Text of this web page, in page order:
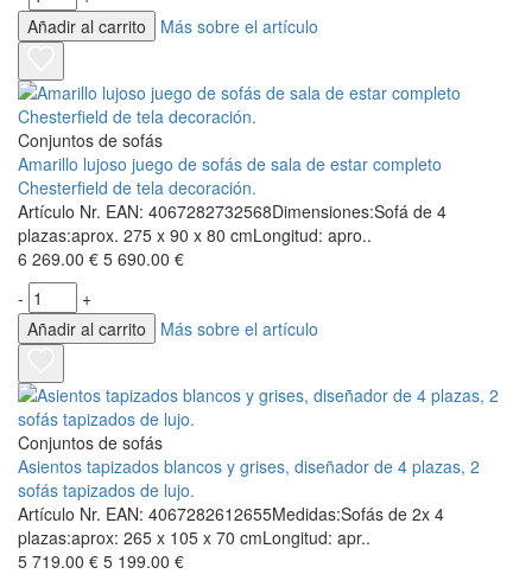
Añadir al carrito
Más sobre el artículo
Conjuntos de sofás
Amarillo lujoso juego de sofás de sala de estar completo
Chesterfield de tela decoración.
Artículo Nr. EAN: 4067282732568Dimensiones:Sofá de 4
plazas:aprox. 275 x 90 x 80 cmLongitud: apro..
6 269.00 € 5 690.00 €
-
+
Añadir al carrito
Más sobre el artículo
Conjuntos de sofás
Asientos tapizados blancos y grises, diseñador de 4 plazas, 2
sofás tapizados de lujo.
Artículo Nr. EAN: 4067282612655Medidas:Sofás de 2x 4
plazas:aprox: 265 x 105 x 70 cmLongitud: apr..
5 719.00 € 5 199.00 €